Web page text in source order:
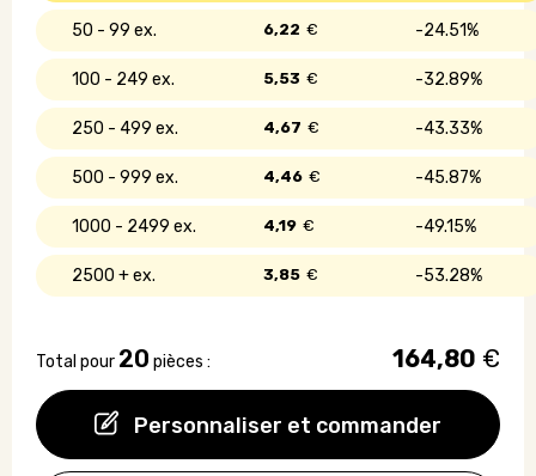
Personnaliser et commander
50 - 99 24.51%
6,22 €
100 - 249 32.89%
5,53 €
250 - 499 43.33%
4,67 €
500 - 999 45.87%
4,46 €
1000 - 2499 49.15%
4,19 €
2500 + 53.28%
3,85 €
Total pour 20 pièces : 164,80 €